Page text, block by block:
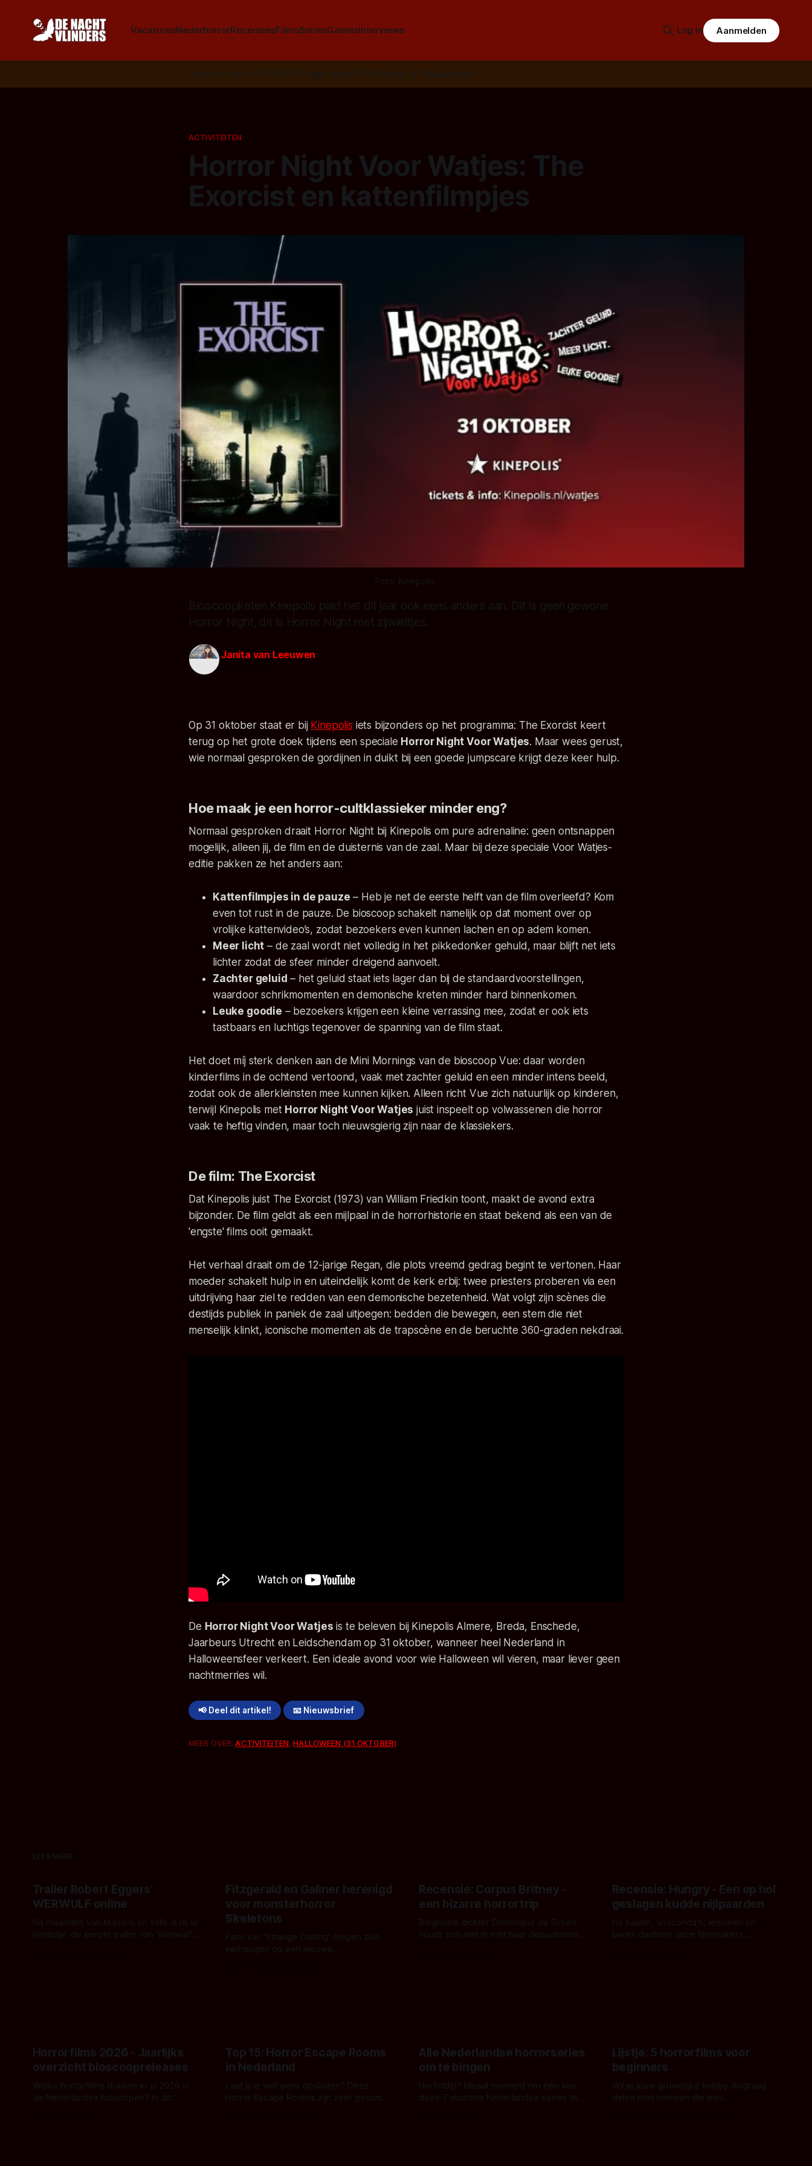
VacaturesNederhorrorRecensiesFilmsSeriesGamesInterviews Log in Aanmelden
Volg ons op: 📣 RSS 📰 Google News 🦋 Bluesky ✉️ Nieuwsbrief
ACTIVITEITEN
Horror Night Voor Watjes: The
Exorcist en kattenfilmpjes
Foto: Kinepolis
Bioscoopketen Kinepolis pakt het dit jaar ook eens anders aan. Dit is geen gewone
Horror Night, dit is Horror Night met zijwieltjes.
Janita van Leeuwen
Op 31 oktober staat er bij Kinepolis iets bijzonders op het programma: The Exorcistkeert
terug op het grote doek tijdens een speciale Horror Night Voor Watjes. Maar wees gerust,
wie normaal gesproken de gordijnen in duikt bij een goede jumpscare krijgt deze keer hulp.
Hoe maak je een horror-cultklassieker minder eng?
Normaal gesproken draait Horror Night bij Kinepolis om pure adrenaline: geen ontsnappen
mogelijk, alleen jij, de film en de duisternis van de zaal. Maar bij deze speciale Voor Watjes-
editie pakken ze het anders aan:
Kattenfilmpjes in de pauze – Heb je net de eerste helft van de film overleefd? Kom
even tot rust in de pauze. De bioscoop schakelt namelijk op dat moment over op
vrolijke kattenvideo’s, zodat bezoekers even kunnen lachen en op adem komen.
Meer licht – de zaal wordt niet volledig in het pikkedonker gehuld, maar blijft net iets
lichter zodat de sfeer minder dreigend aanvoelt.
Zachter geluid – het geluid staat iets lager dan bij de standaardvoorstellingen,
waardoor schrikmomenten en demonische kreten minder hard binnenkomen.
Leuke goodie – bezoekers krijgen een kleine verrassing mee, zodat er ook iets
tastbaars en luchtigs tegenover de spanning van de film staat.
Het doet míj sterk denken aan de Mini Mornings van de bioscoop Vue: daar worden
kinderfilms in de ochtend vertoond, vaak met zachter geluid en een minder intens beeld,
zodat ook de allerkleinsten mee kunnen kijken. Alleen richt Vue zich natuurlijk op kinderen,
terwijl Kinepolis met Horror Night Voor Watjes juist inspeelt op volwassenen die horror
vaak te heftig vinden, maar toch nieuwsgierig zijn naar de klassiekers.
De film: The Exorcist
Dat Kinepolis juist The Exorcist(1973) van William Friedkin toont, maakt de avond extra
bijzonder. De film geldt als een mijlpaal in de horrorhistorie en staat bekend als een van de
'engste' films ooit gemaakt.
Het verhaal draait om de 12-jarige Regan, die plots vreemd gedrag begint te vertonen. Haar
moeder schakelt hulp in en uiteindelijk komt de kerk erbij: twee priesters proberen via een
uitdrijving haar ziel te redden van een demonische bezetenheid. Wat volgt zijn scènes die
destijds publiek in paniek de zaal uitjoegen: bedden die bewegen, een stem die niet
menselijk klinkt, iconische momenten als de trapscène en de beruchte 360-graden nekdraai.
De Horror Night Voor Watjes is te beleven bij Kinepolis Almere, Breda, Enschede,
Jaarbeurs Utrecht en Leidschendam op 31 oktober, wanneer heel Nederland in
Halloweensfeer verkeert. Een ideale avond voor wie Halloween wil vieren, maar liever geen
nachtmerries wil.
📢 Deel dit artikel! 📧 Nieuwsbrief
MEER OVER:ACTIVITEITEN,HALLOWEEN (31 OKTOBER)
LEES MEER
Trailer Robert Eggers'
WERWULF online
Na maanden van teasers en stills is hij er
eindelijk: de eerste trailer van 'Werwulf'.
Fitzgerald en Gallner herenigd
voor monsterhorror
Skeletons
Fans van 'Strange Darling' mogen zich
verheugen op een nieuwe
Recensie: Corpus Britney -
een bizarre horrortrip
Belgische dichter Dominique de Groen
houdt zich niet in met haar debuutroman.
Recensie: Hungry - Een op hol
geslagen kudde nijlpaarden
Na haaien, anaconda's, leeuwen en
beren dachten deze filmmakers:
Horrorfilms 2026 - Jaarlijks
overzicht bioscoopreleases
Welke horrorfilms draaien er in 2026 in
de Nederlandse bioscopen? In dit
Top 15: Horror Escape Rooms
in Nederland
Laat jij je wel eens opsluiten? Deze
Horror Escape Rooms zijn zeer geschikt
Alle Nederlandse horrorseries
om te bingen
Herfstdip? Ideaal moment om één van
deze 7 duistere Nederlandse series te
Lijstje: 5 horrorfilms voor
beginners
Wil je jouw gruwelijke hobby dolgraag
delen met mensen die een